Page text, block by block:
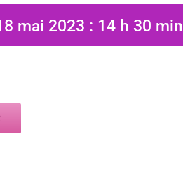
mai 2023 : 14 h 30 min